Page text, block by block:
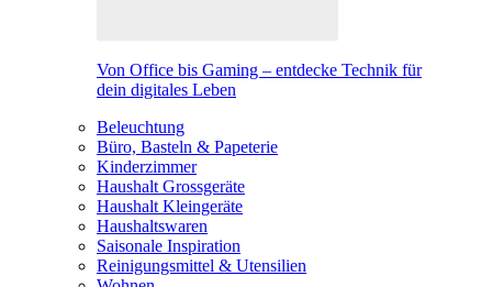
Von Office bis Gaming – entdecke Technik für
dein digitales Leben
Beleuchtung
Büro, Basteln & Papeterie
Kinderzimmer
Haushalt Grossgeräte
Haushalt Kleingeräte
Haushaltswaren
Saisonale Inspiration
Reinigungsmittel & Utensilien